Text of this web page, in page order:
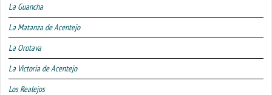
La Guancha
La Matanza de Acentejo
La Orotava
La Victoria de Acentejo
Los Realejos